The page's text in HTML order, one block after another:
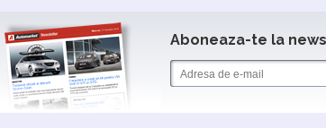
Aboneaza-te la